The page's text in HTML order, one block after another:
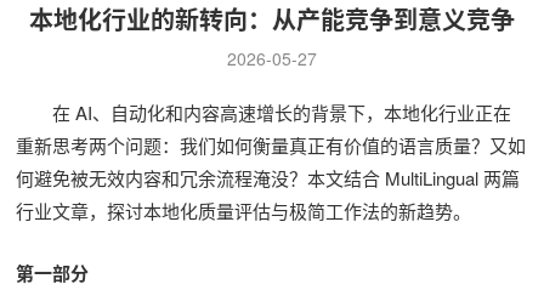
本地化行业的新转向：从产能竞争到意义竞争
2026-05-27
在 AI、自动化和内容高速增长的背景下，本地化行业正在
重新思考两个问题：我们如何衡量真正有价值的语言质量？又如
何避免被无效内容和冗余流程淹没？本文结合 MultiLingual 两篇
行业文章，探讨本地化质量评估与极简工作法的新趋势。
第一部分